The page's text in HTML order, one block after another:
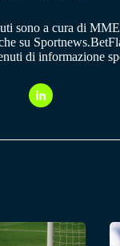
sono a cura di
su
di informazione